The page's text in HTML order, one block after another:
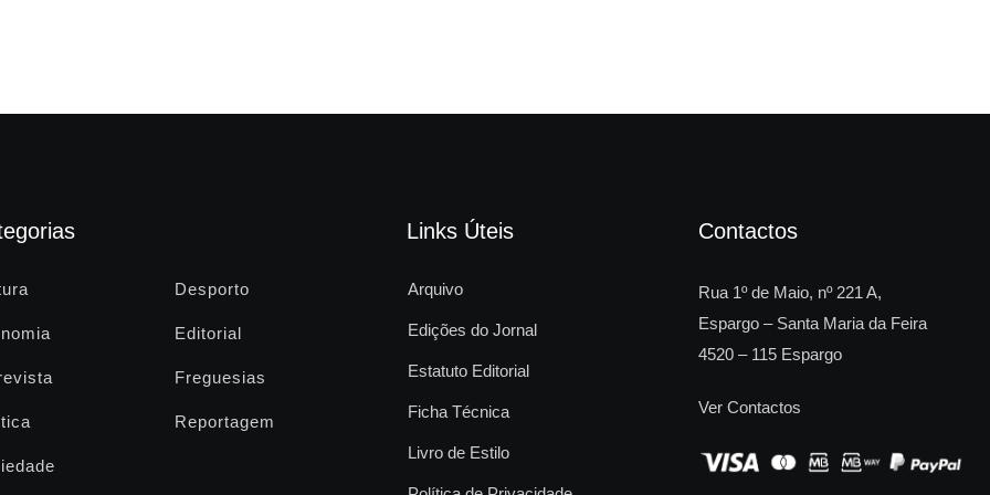
Desporto
Editorial
Freguesias
Reportagem
Links Úteis
Arquivo
Edições do Jornal
Estatuto Editorial
Ficha Técnica
Livro de Estilo
Contactos
Rua 1º de Maio, nº 221 A,
Espargo – Santa Maria da Feira
4520 – 115 Espargo
Ver Contactos